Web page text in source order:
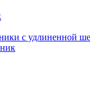
с удлиненной